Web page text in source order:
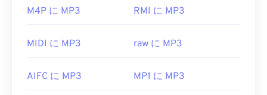
ばいいですか?
MP3ファイルは非常に普及しているため、ほとん
どの主要なオーディオ再生プログラムが対応してい
ラットフォームに応じて
iTunesまたは
M4P に MP3 RMI に MP3
MIDI に MP3 raw に MP3
AIFC に MP3 MP1 に MP3